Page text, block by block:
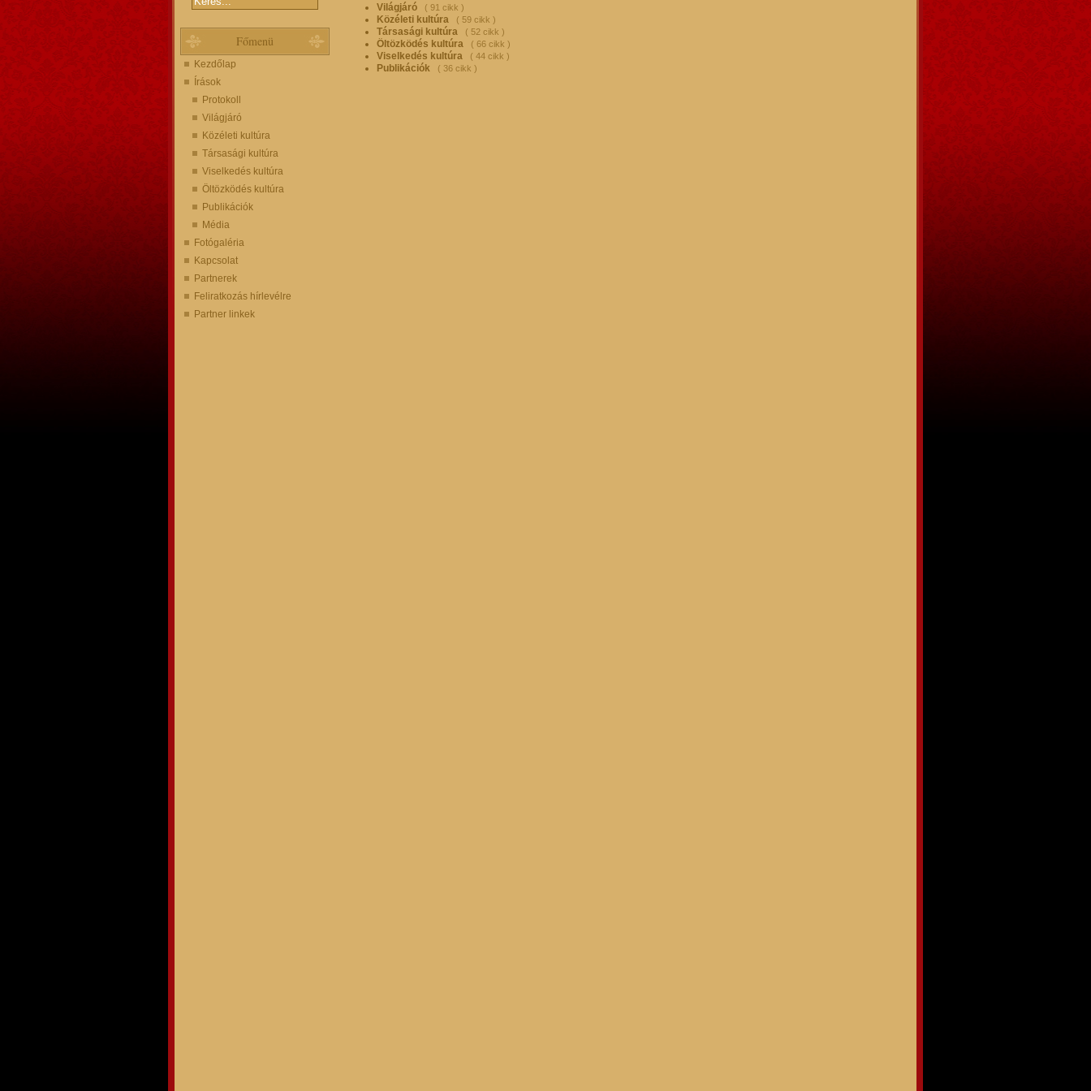
Főmenü
Kezdőlap
Írások
Protokoll
Világjáró
Közéleti kultúra
Társasági kultúra
Viselkedés kultúra
Öltözködés kultúra
Publikációk
Média
Fotógaléria
Kapcsolat
Partnerek
Feliratkozás hírlevélre
Partner linkek
Világjáró
( 91 cikk )
Közéleti kultúra ( 59 cikk )
Társasági kultúra ( 52 cikk )
Öltözködés kultúra ( 66 cikk )
Viselkedés kultúra ( 44 cikk )
Publikációk ( 36 cikk )